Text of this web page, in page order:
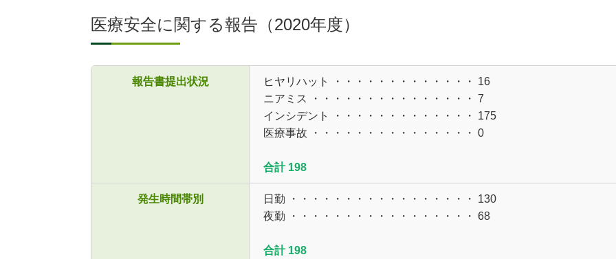
医療安全に関する報告（2020年度）
報告書提出状況 ヒヤリハット ・・・・・・・・ ・・・・・
16
ニアミス ・・・・・・・・・・
・・・・・ 7
インシデント ・・・・・・・・
・・・・・
175
医療事故 ・・・・・・・・・・
・・・・・ 0
合計 198
発生時間帯別 日勤 ・・・・・・・・・・・・ ・・・・・
130
夜勤 ・・・・・・・・・・・・
・・・・・ 68
合計 198